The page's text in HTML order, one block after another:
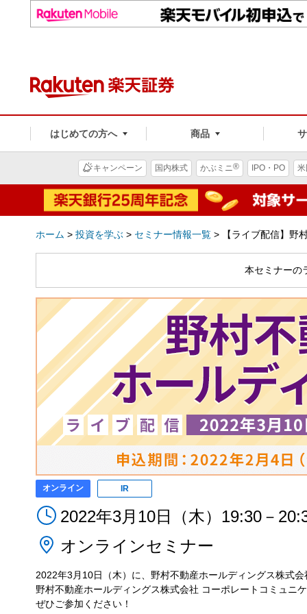
はじめての方へ 商品
キャンペーン 国内株式 かぶミニ® IPO・PO
ホーム > 投資を学ぶ > セミナー情報一覧 > 【ライブ配信】
本セミナーの
オンライン IR
2022年3月10日（木）19:30－
オンラインセミナー
2022年3月10日（木）に、野村不動産ホールディングス株式
野村不動産ホールディングス株式会社 コーポレートコミュニ
ぜひご参加ください！